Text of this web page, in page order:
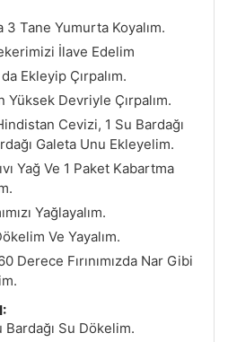
3 Tane Yumurta Koyalım.
İlave Edelim
Ekleyip Çırpalım.
Devriyle Çırpalım.
Cevizi, 1 Su Bardağı
Galeta Unu Ekleyelim.
Yağ Ve 1 Paket Kabartma
Yağlayalım.
Ve Yayalım.
Derece Fırınımızda Nar Gibi
Su Dökelim.